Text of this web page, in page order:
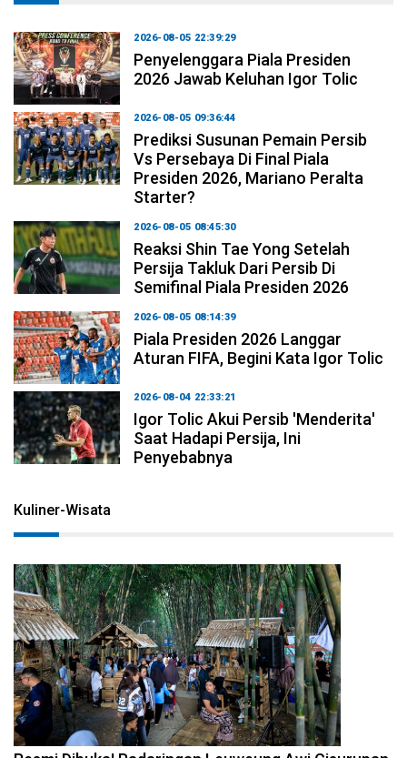
2026-08-05 22:39:29
Penyelenggara Piala Presiden
2026 Jawab Keluhan Igor Tolic
2026-08-05 09:36:44
Prediksi Susunan Pemain Persib
Vs Persebaya Di Final Piala
Presiden 2026, Mariano Peralta
Starter?
2026-08-05 08:45:30
Reaksi Shin Tae Yong Setelah
Persija Takluk Dari Persib Di
Semifinal Piala Presiden 2026
2026-08-05 08:14:39
Piala Presiden 2026 Langgar
Aturan FIFA, Begini Kata Igor Tolic
2026-08-04 22:33:21
Igor Tolic Akui Persib 'Menderita'
Saat Hadapi Persija, Ini
Penyebabnya
Kuliner-Wisata
2026-08-02 17:59:41